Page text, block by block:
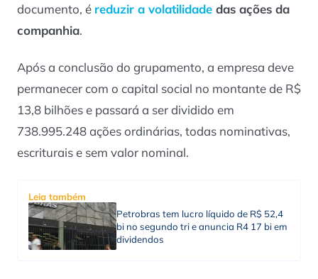
documento, é reduzir a volatilidade das ações da
companhia.
Após a conclusão do grupamento, a empresa deve
permanecer com o capital social no montante de R$
13,8 bilhões e passará a ser dividido em
738.995.248 ações ordinárias, todas nominativas,
escriturais e sem valor nominal.
Leia também
Petrobras tem lucro líquido de R$ 52,4
bi no segundo tri e anuncia R4 17 bi em
dividendos